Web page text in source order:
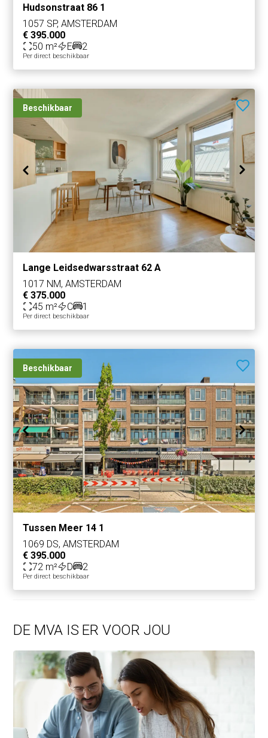
Hudsonstraat 86 1
1057 SP, AMSTERDAM
€ 395.000
50 m²
E 2
Per direct beschikbaar
Beschikbaar
Lange Leidsedwarsstraat 62 A
1017 NM, AMSTERDAM
€ 375.000
45 m²
C 1
Per direct beschikbaar
Beschikbaar
Tussen Meer 14 1
1069 DS, AMSTERDAM
€ 395.000
72 m²
D 2
Per direct beschikbaar
DE MVA IS ER VOOR JOU